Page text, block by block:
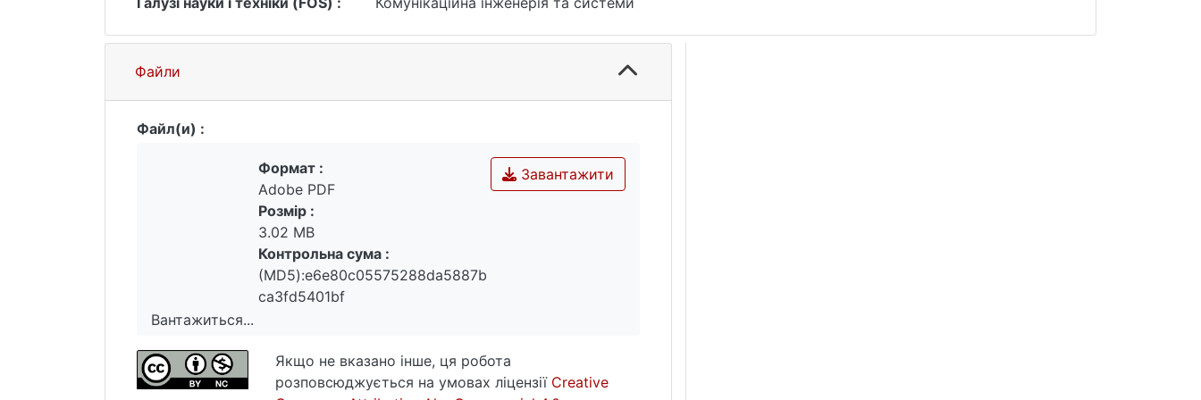
Файли
Файл(и) :
Вантажиться...
Вантажиться...
Завантажити
Формат :
Adobe PDF
Розмір :
3.02 MB
Контрольна сума :
(MD5):e6e80c05575288da5887b
ca3fd5401bf
Якщо не вказано інше, ця робота
розповсюджується на умовах ліцензії Creative